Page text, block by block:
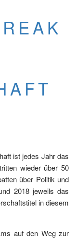
ist jedes Jahr das
wieder über 50
über Politik und
2018 jeweils das
in diesem
auf den Weg zur